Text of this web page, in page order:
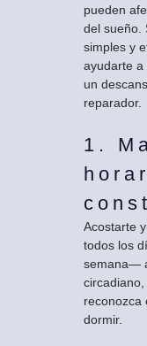
pueden
del sueño.
simples y
ayudarte a
un
reparador.
1.
Acostarte
todos los
semana—
reconozca
dormir.